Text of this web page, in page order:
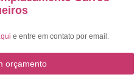
e entre em contato por email.
orçamento